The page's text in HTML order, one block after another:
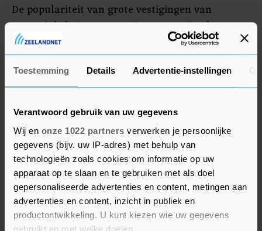
Toestemming Details Advertentie-instellingen
Verantwoord gebruik van uw gegevens
Wij en onze 1022 partners verwerken je persoonlijke
gegevens (bijv. uw IP-adres) met behulp van
technologieën zoals cookies om informatie op uw
apparaat op te slaan en te gebruiken met als doel
gepersonaliseerde advertenties en content, metingen aan
advertenties en content, inzicht in publiek en
productontwikkeling. U kunt kiezen wie uw gegevens
gebruikt en met welke doelen.
De populariteit van grote vestigingen van
sportwinkels (megastores) nam toe. Een kwart
van de jonge kopers schaft sportproducten direct
via het merk zelf aan. Ook groeit de verkoop via
onlinekanalen door. Ruim een derde van alle
kopers let bij het kopen van een sportproduct op
de duurzaamheid ervan.